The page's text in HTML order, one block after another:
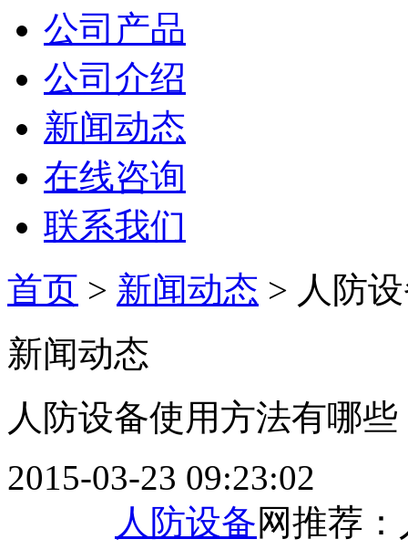
公司产品
公司介绍
新闻动态
在线咨询
联系我们
首页 > 新闻动态 > 人防
新闻动态
人防设备使用方法有哪些
2015-03-23 09:23:02
人防设备网推荐